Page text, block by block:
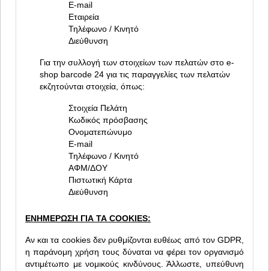
E-mail
Εταιρεία
Τηλέφωνο / Κινητό
Διεύθυνση
Για την συλλογή των στοιχείων των πελατών στο e-
shop barcode 24 για τις παραγγελίες των πελατών
εκζητούνται στοιχεία, όπως:
Στοιχεία Πελάτη
Κωδικός πρόσβασης
Ονοματεπώνυμο
E-mail
Τηλέφωνο / Κινητό
ΑΦΜ/ΔΟΥ
Πιστωτική Κάρτα
Διεύθυνση
ΕΝΗΜΕΡΩΣΗ ΓΙΑ ΤΑ COOKIES:
Αν και τα cookies δεν ρυθμίζονται ευθέως από τον GDPR,
η παράνομη χρήση τους δύναται να φέρει τον οργανισμό
αντιμέτωπο με νομικούς κινδύνους. Άλλωστε, υπεύθυνη